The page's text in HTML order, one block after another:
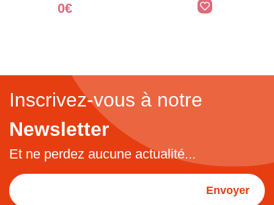
0€
Inscrivez-vous à notre
Newsletter
Et ne perdez aucune actualité...
Envoyer